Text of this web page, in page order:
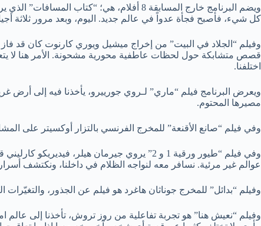
كل شيء، فأصبح فجأة عدواً في عالم جديد. اليوم، وبعد مرور ثلاثة
قصص متشابكة حول لحظات عاطفية محورية مشحونة. الأمر هنا لا يتعلق
اختلفنا.
ويعرض البرنامج فيلم “ماري” لـروي جورييرو، يأخذنا فيه إلى
مصيرها المحتوم.
وفي فيلم “صانع الأقنعة” للمخرج الفرنسي بالتزار أوكسيتر على
وفي فيلم “طيور ورقية 1 و 2” يروي جيرمان
عوالم غير مرئية. نسافر معه لنواجه الظلام في داخلنا، ونكتشف
وفيلم “بدائل” للمخرج جوناثان هاغرد هو فيلم عن الجذور،
وفيلم “نعيش هنا” هو تجربة تفاعلية من روز تروش، تأخذنا إلى